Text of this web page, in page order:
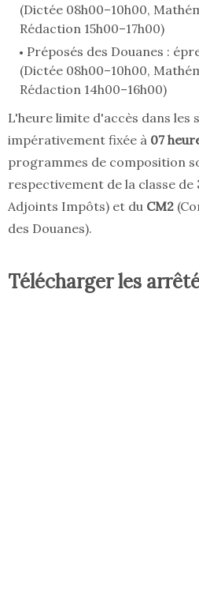
(Dictée 08h00–10h00,
Rédaction 15h00–17h00)
Préposés des Douanes :
(Dictée 08h00–10h00,
Rédaction 14h00–16h00)
L'heure limite d'accès dans les
impérativement fixée à 07
programmes de composition
respectivement de la classe de
Adjoints Impôts) et du CM2
des Douanes).
Télécharger les